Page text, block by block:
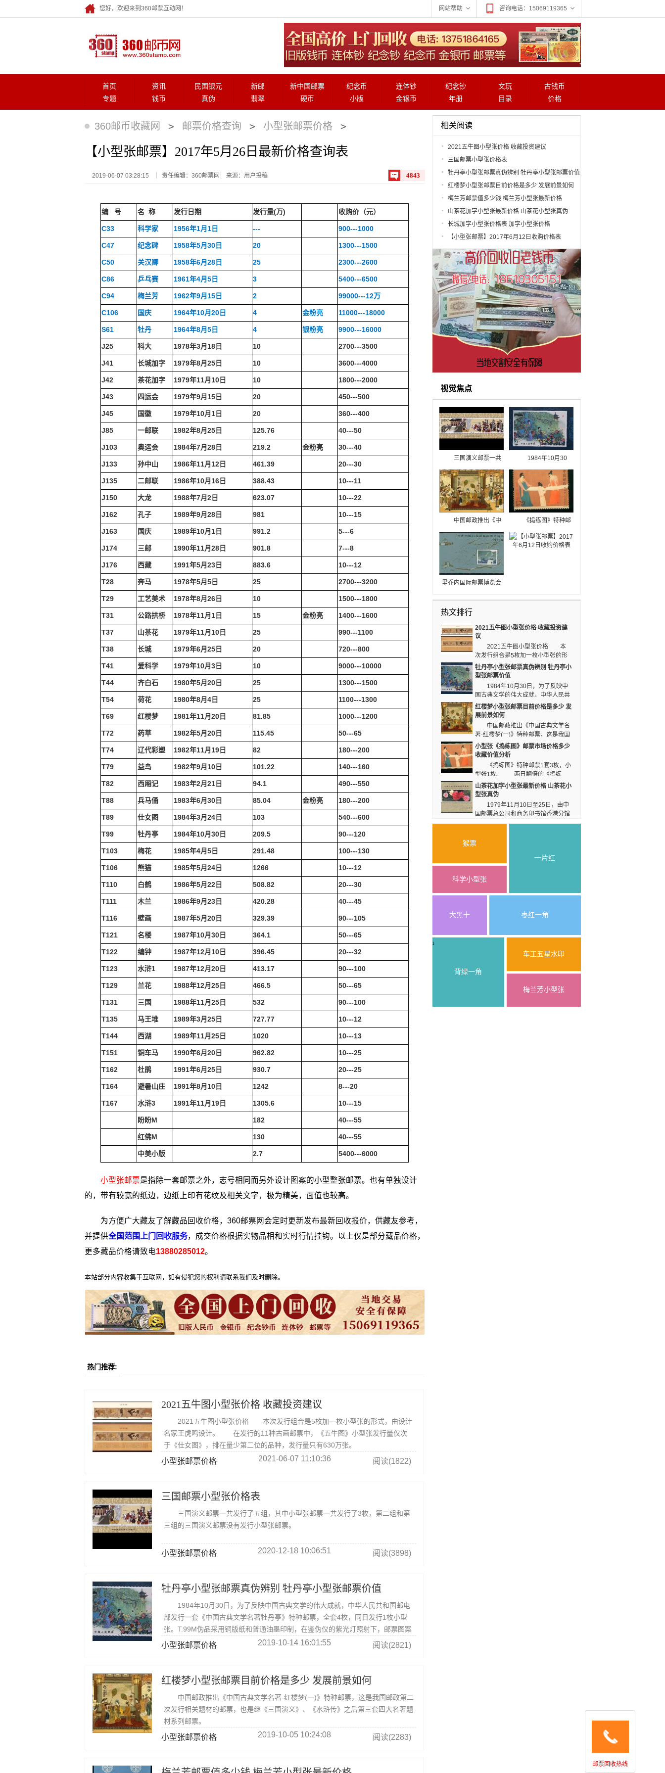
您好，欢迎来到360邮票互动网！ 网站帮助 咨询电话：15069119365
首页 资讯 民国银元 新邮 新中国邮票 纪念币 连体钞 纪念钞 文玩
古钱币
专题
钱币 真伪 翡翠 硬币 小版 金银币 年册 目录 价格
360邮币收藏网 > 邮票价格查询 > 小型张邮票价格 >
【小型张邮票】2017年5月26日最新价格查询表
2019-06-07 03:28:15 责任编辑：360邮票网 来源：用户投稿 4843
编 号 名 称 发行日期 发行量(万) 收购价（元）
C33 科学家 1956年1月1日 --- 900---1000
C47 纪念碑 1958年5月30日 20 1300---1500
C50 关汉卿 1958年6月28日 25 2300---2600
C86 乒乓赛 1961年4月5日 3 5400---6500
C94 梅兰芳 1962年9月15日 2 99000---12万
C106 国庆 1964年10月20日 4 金粉亮 11000---18000
S61 牡丹 1964年8月5日 4 银粉亮 9900---16000
J25 科大 1978年3月18日 10 2700---3500
J41 长城加字 1979年8月25日 10 3600---4000
J42 茶花加字 1979年11月10日 10 1800---2000
J43 四运会 1979年9月15日 20 450---500
J45 国徽 1979年10月1日 20 360---400
J85 一邮联 1982年8月25日 125.76 40---50
J103 奥运会 1984年7月28日 219.2 金粉亮 30---40
J133 孙中山 1986年11月12日 461.39 20---30
J135 二邮联 1986年10月16日 388.43 10---11
J150 大龙 1988年7月2日 623.07 10---22
J162 孔子 1989年9月28日 981 10---15
J163 国庆 1989年10月1日 991.2 5---6
J174 三邮 1990年11月28日 901.8 7---8
J176 西藏 1991年5月23日 883.6 10---12
T28 奔马 1978年5月5日 25 2700---3200
T29 工艺美术 1978年8月26日 10 1500---1800
T31 公路拱桥 1978年11月1日 15 金粉亮 1400---1600
T37 山茶花 1979年11月10日 25 990---1100
T38 长城 1979年6月25日 20 720---800
T41 爱科学 1979年10月3日 10 9000---10000
T44 齐白石 1980年5月20日 25 1300---1500
T54 荷花 1980年8月4日 25 1100---1300
T69 红楼梦 1981年11月20日 81.85 1000---1200
T72 药草 1982年5月20日 115.45 50---65
T74 辽代彩塑 1982年11月19日 82 180---200
T79 益鸟 1982年9月10日 101.22 140---160
T82 西厢记 1983年2月21日 94.1 490---550
T88 兵马俑 1983年6月30日 85.04 金粉亮 180---200
T89 仕女图 1984年3月24日 103 540---600
T99 牡丹亭 1984年10月30日 209.5 90---120
T103 梅花 1985年4月5日 291.48 100---130
T106 熊猫 1985年5月24日 1266 10---12
T110 白鹤 1986年5月22日 508.82 20---30
T111 木兰 1986年9月23日 420.28 40---45
T116 壁画 1987年5月20日 329.39 90---105
T121 名楼 1987年10月30日 364.1 50---65
T122 编钟 1987年12月10日 396.45 20---32
T123 水浒1 1987年12月20日 413.17 90---100
T129 兰花 1988年12月25日 466.5 50---65
T131 三国 1988年11月25日 532 90---100
T135 马王堆 1989年3月25日 727.77 10---12
T144 西湖 1989年11月25日 1020 10---13
T151 铜车马 1990年6月20日 962.82 10---25
T162 杜鹃 1991年6月25日 930.7 20---25
T164 避暑山庄 1991年8月10日 1242 8---20
T167 水浒3 1991年11月19日 1305.6 10---15
盼盼M 182 40---55
红佛M 130 40---55
中美小版 2.7 5400---6000
小型张邮票是指除一套邮票之外，志号相同而另外设计图案的小型整张邮票。也有单独设计
的，带有较宽的纸边，边纸上印有花纹及相关文字，极为精美，面值也较高。
为方便广大藏友了解藏品回收价格，360邮票网会定时更新发布最新回收报价，供藏友参考，
并提供全国范围上门回收服务，成交价格根据实物品相和实时行情挂钩。以上仅是部分藏品价格，
更多藏品价格请致电13880285012。
本站部分内容收集于互联网，如有侵犯您的权利请联系我们及时删除。
热门推荐:
2021五牛图小型张价格 收藏投资建议
2021五牛图小型张价格 本次发行组合是5枚加一枚小型张的形式，由设计
名家王虎鸣设计。 在发行的11种古画邮票中，《五牛图》小型张发行量仅次
于《仕女图》，排在量少第二位的品种，发行量只有630万张。
小型张邮票价格 2021-06-07 11:10:36 阅读(1822)
三国邮票小型张价格表
三国演义邮票一共发行了五组，其中小型张邮票一共发行了3枚，第二组和第
三组的三国演义邮票没有发行小型张邮票。
小型张邮票价格 2020-12-18 10:06:51 阅读(3898)
牡丹亭小型张邮票真伪辨别 牡丹亭小型张邮票价值
1984年10月30日，为了反映中国古典文学的伟大成就，中华人民共和国邮电
部发行一套《中国古典文学名著牡丹亭》特种邮票，全套4枚，同日发行1枚小型
张。T.99M伪品采用铜版纸和普通油墨印制，在鉴伪仪的紫光灯照射下，邮票图案
不出现荧光，纸面呈雪白色。
小型张邮票价格 2019-10-14 16:01:55 阅读(2821)
红楼梦小型张邮票目前价格是多少 发展前景如何
中国邮政推出《中国古典文学名著-红楼梦(一)》特种邮票，这是我国邮政第二
次发行相关题材的邮票，也是继《三国演义》、《水浒传》之后第三套四大名著题
材系列邮票。
小型张邮票价格 2019-10-05 10:24:08 阅读(2283)
相关阅读
2021五牛图小型张价格 收藏投资建议
三国邮票小型张价格表
牡丹亭小型张邮票真伪辨别 牡丹亭小型张邮票价值
红楼梦小型张邮票目前价格是多少 发展前景如何
梅兰芳邮票值多少钱 梅兰芳小型张最新价格
山茶花加字小型张最新价格 山茶花小型张真伪
长城加字小型张价格表 加字小型张价格
【小型张邮票】2017年6月12日收购价格表
视觉焦点
三国演义邮票一共
发行了五组，其中小型
张邮票一共发行了3
枚，第二组和第三组的
三国演义邮票没有发行
小型张邮票。
1984年10月30
日，为了反映中国古典
文学的伟大成就，中华
人民共和国邮电部发行
一套《中国古典文学名
著牡丹亭》特种邮票，
全套4枚，同日发行1枚
用铜版纸和普通油墨印
制，在鉴伪仪的紫光灯
中国邮政推出《中
国古典文学名著-红楼梦
(一)》特种邮票，这是
我国邮政第二次发行相
关题材的邮票，也是继
《三国演义》、《水浒
传》之后第三套四大名
《捣练图》特种邮
枚。 两日翻倍的
资。
里乔内国际邮票博览会
持着十分友好的关系。
早在1964年，该博览会
组织委员会就邀请中国
邮票总公司派代表团携
带展品前往参加。长城
加字小型张是为参加
1979年里乔内国际邮票
博览会而发行的纪念小
型张。
热文排行
2021五牛图小型张价格 收藏投资建
议
2021五牛图小型张价格 本
次发行组合是5枚加一枚小型张的形
式，由设计名家王虎鸣设计。 在发行的11种
古画邮票中，《五牛图》小型张发行量仅次于《仕
女图》，排在量少第二位的品种，发行量只有630
万张。
牡丹亭小型张邮票真伪辨别 牡丹亭小
型张邮票价值
1984年10月30日，为了反映中
国古典文学的伟大成就，中华人民共
和国邮电部发行一套《中国古典文学名著牡丹亭》
特种邮票，全套4枚，同日发行1枚小型张。T.99M
伪品采用铜版纸和普通油墨印制，在鉴伪仪的紫光
灯照射下，邮票图案不出现荧光，纸面呈雪白色。
红楼梦小型张邮票目前价格是多少 发
展前景如何
中国邮政推出《中国古典文学名
著-红楼梦(一)》特种邮票，这是我国
邮政第二次发行相关题材的邮票，也是继《三国演
义》、《水浒传》之后第三套四大名著题材系列邮
票。
小型张《捣练图》邮票市场价格多少
收藏价值分析
《捣练图》特种邮票1套3枚，小
型张1枚。 两日翻倍的《捣练
图》邮票小型张的趋势略有下跌，提醒广大邮票收
购朋友，这种新邮受资金操控迹象明显，要分析行
情再投资。
山茶花加字小型张最新价格 山茶花小
型张真伪
1979年11月10日至25日，由中
国邮票总公司和商务印书馆香港分馆
在香港联合举办了中华人民共和国邮票展览，同时
猴票
一片红
科学小型张
大黑十 枣红一角
i
背绿一角
车工五星水印
梅兰芳小型张
邮票回收热线